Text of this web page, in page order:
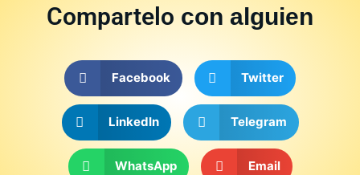
Compartelo con alguien
Facebook Twitter
LinkedIn Telegram
WhatsApp Email